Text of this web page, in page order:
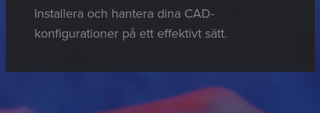
Installera och hantera dina CAD-
konfigurationer på ett effektivt sätt.